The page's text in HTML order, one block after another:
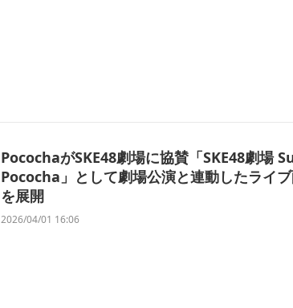
PocochaがSKE48劇場に協賛「SKE48劇場
Pococha」として劇場公演と連動したライ
を展開
2026/04/01 16:06